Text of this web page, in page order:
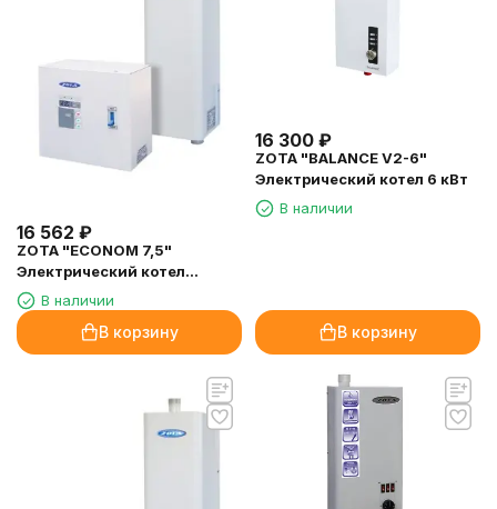
16 562 ₽
ZOTA "ECONOM 7,5"
Электрический котел
(комплект) 7,5кВт
В наличии
В корзину
16 300 ₽
ZOTA "BALANCE V2-6"
Электрический котел 6 кВт
В наличии
В корзину